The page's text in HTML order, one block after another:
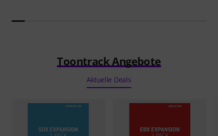
Toontrack Angebote
Aktuelle Deals